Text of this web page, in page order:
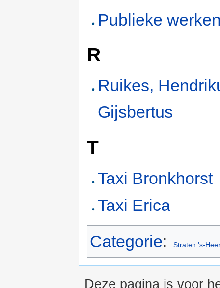
Publieke
R
Ruikes,
Gijsbertus
T
Taxi Bronkhorst
Taxi Erica
Categorie: Straten 's-
Deze pagina is voor